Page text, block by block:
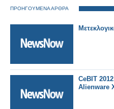
ΠΡΟΗΓΟΥΜΕΝΑ ΑΡΘΡΑ
CeBIT
Alienware